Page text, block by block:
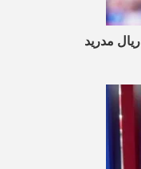
مدريد